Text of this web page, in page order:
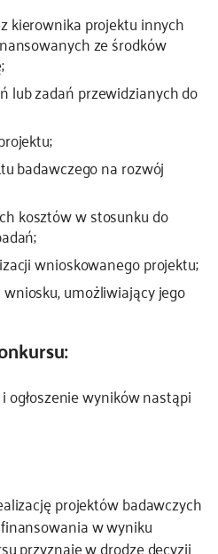
kierownika projektu innych
ze środków
lub zadań przewidzianych do
badawczego na rozwój
kosztów w stosunku do
wnioskowanego projektu;
umożliwiający jego
ogłoszenie wyników nastąpi
r.
projektów badawczych
w wyniku
przyznaje w drodze decyzji